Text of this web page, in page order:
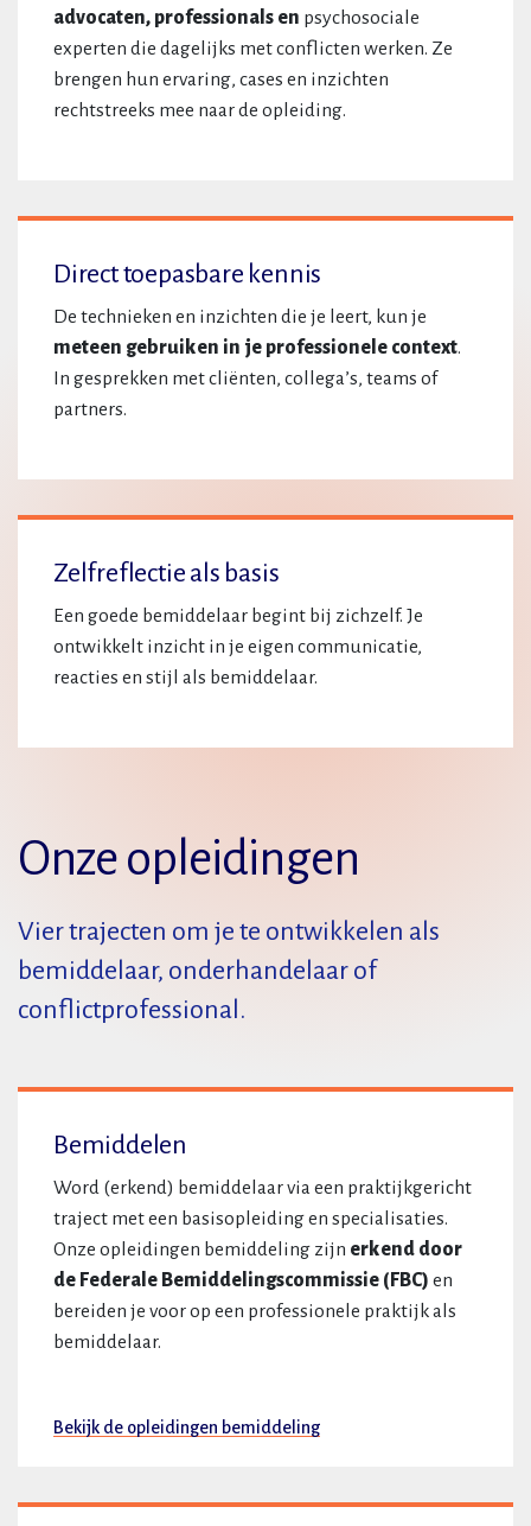
advocaten, professionals en psychosociale
experten die dagelijks met conflicten werken. Ze
brengen hun ervaring, cases en inzichten
rechtstreeks mee naar de opleiding.
Direct toepasbare kennis
De technieken en inzichten die je leert, kun je
meteen gebruiken in je professionele context.
In gesprekken met cliënten, collega’s, teams of
partners.
Zelfreflectie als basis
Een goede bemiddelaar begint bij zichzelf. Je
ontwikkelt inzicht in je eigen communicatie,
reacties en stijl als bemiddelaar.
Onze opleidingen
Vier trajecten om je te ontwikkelen als
bemiddelaar, onderhandelaar of
conflictprofessional.
Bemiddelen
Word (erkend) bemiddelaar via een praktijkgericht
traject met een basisopleiding en specialisaties.
Onze opleidingen bemiddeling zijn erkend door
de Federale Bemiddelingscommissie (FBC) en
bereiden je voor op een professionele praktijk als
bemiddelaar.
Bekijk de opleidingen bemiddeling